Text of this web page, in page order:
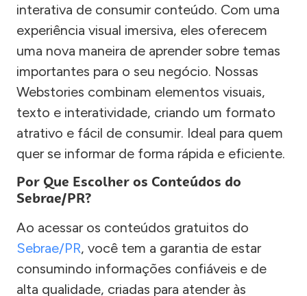
interativa de consumir conteúdo. Com uma
experiência visual imersiva, eles oferecem
uma nova maneira de aprender sobre temas
importantes para o seu negócio. Nossas
Webstories combinam elementos visuais,
texto e interatividade, criando um formato
atrativo e fácil de consumir. Ideal para quem
quer se informar de forma rápida e eficiente.
Por Que Escolher os Conteúdos do
Sebrae/PR?
Ao acessar os conteúdos gratuitos do
Sebrae/PR, você tem a garantia de estar
consumindo informações confiáveis e de
alta qualidade, criadas para atender às